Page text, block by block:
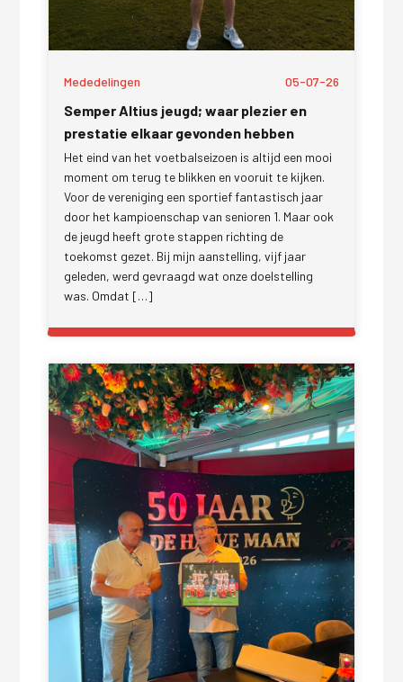
Mededelingen 05-07-26
Semper Altius jeugd; waar plezier en
prestatie elkaar gevonden hebben
Het eind van het voetbalseizoen is altijd een mooi
moment om terug te blikken en vooruit te kijken.
Voor de vereniging een sportief fantastisch jaar
door het kampioenschap van senioren 1. Maar ook
de jeugd heeft grote stappen richting de
toekomst gezet. Bij mijn aanstelling, vijf jaar
geleden, werd gevraagd wat onze doelstelling
was. Omdat […]